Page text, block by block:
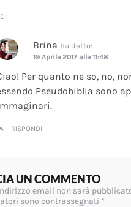
Brina ha detto:
19 Aprile 2017 alle 11:48
Per quanto ne so, no,
Pseudobiblia sono
RISPONDI
UN COMMENTO
email non sarà
sono contrassegnati *